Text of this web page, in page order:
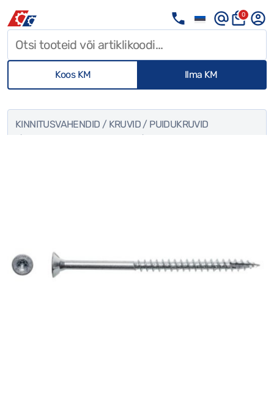
0
Koos KM Ilma KM
KINNITUSVAHENDID / KRUVID / PUIDUKRUVID
/ PUIDUKRUVI PEITPEA 5×90/54 TX ZN 1100TK